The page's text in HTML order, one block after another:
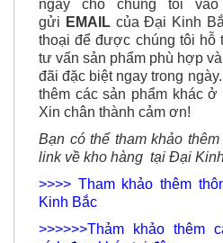
Sên Đơn 40 và các mã
ngay cho chúng tôi
gửiEMAILcủa Đại Kinh
thoại để được chúng tôi hỗ
tư vấn sản phẩm phù hợp
đãi đặc biệt ngay trong
thêm các sản phẩm khác
Xin chân thành cảm ơn!
Bạn có thể tham khảo thêm
link về kho hàng tại Đại
>>>> Tham khảo thêm
Kinh Bắc